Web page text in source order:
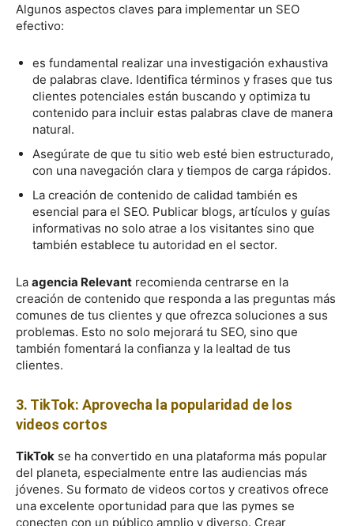
Algunos aspectos claves para implementar un SEO
efectivo:
es fundamental realizar una investigación exhaustiva
de palabras clave. Identifica términos y frases que tus
clientes potenciales están buscando y optimiza tu
contenido para incluir estas palabras clave de manera
natural.
Asegúrate de que tu sitio web esté bien estructurado,
con una navegación clara y tiempos de carga rápidos.
La creación de contenido de calidad también es
esencial para el SEO. Publicar blogs, artículos y guías
informativas no solo atrae a los visitantes sino que
también establece tu autoridad en el sector.
La agencia Relevant recomienda centrarse en la
creación de contenido que responda a las preguntas más
comunes de tus clientes y que ofrezca soluciones a sus
problemas. Esto no solo mejorará tu SEO, sino que
también fomentará la confianza y la lealtad de tus
clientes.
3. TikTok: Aprovecha la popularidad de los
videos cortos
TikTok se ha convertido en una plataforma más popular
del planeta, especialmente entre las audiencias más
jóvenes. Su formato de videos cortos y creativos ofrece
una excelente oportunidad para que las pymes se
conecten con un público amplio y diverso. Crear